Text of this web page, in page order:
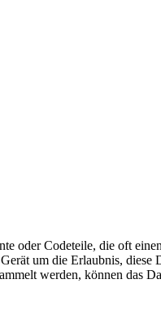
oder Codeteile, die oft
um die Erlaubnis,
werden, können das